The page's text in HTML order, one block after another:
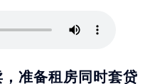
准备租房同时套贷